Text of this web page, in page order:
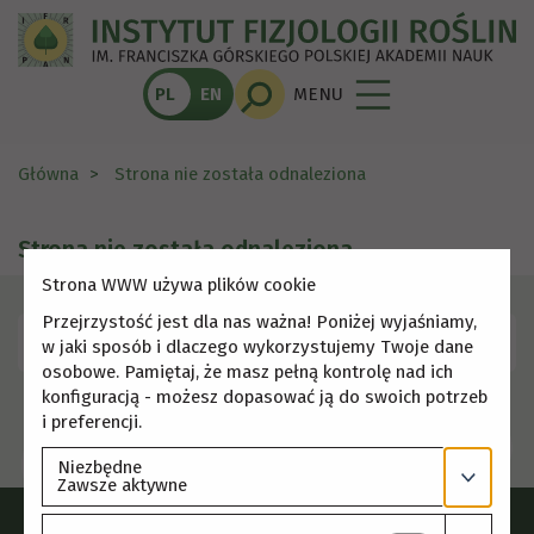
PL EN MENU
Główna Strona nie została odnaleziona
Strona nie została odnaleziona
Skorzystaj z menu, aby wybrać inną stronę.
Strona WWW używa plików cookie
Przejrzystość jest dla nas ważna! Poniżej wyjaśniamy,
w jaki sposób i dlaczego wykorzystujemy Twoje dane
osobowe. Pamiętaj, że masz pełną kontrolę nad ich
konfiguracją - możesz dopasować ją do swoich potrzeb
i preferencji.
Niezbędne
Zawsze aktywne